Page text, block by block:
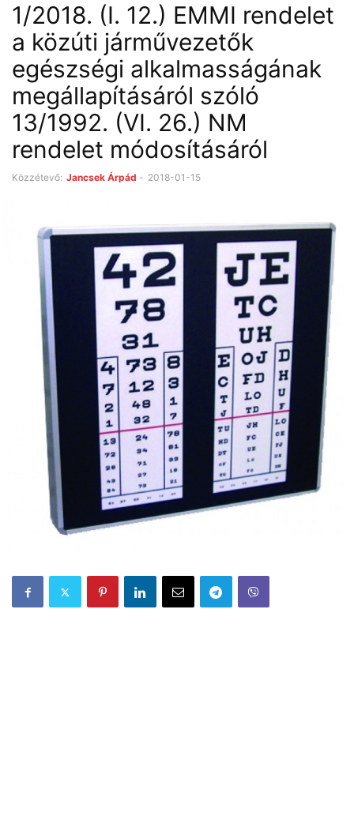
1/2018. (I. 12.) EMMI rendelet
a közúti járművezetők
egészségi alkalmasságának
megállapításáról szóló
13/1992. (VI. 26.) NM
rendelet módosításáról
Közzétevő: Jancsek Árpád - 2018-01-15